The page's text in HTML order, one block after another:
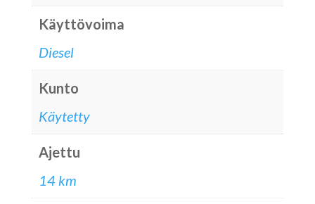
Käyttövoima
Diesel
Kunto
Käytetty
Ajettu
14 km